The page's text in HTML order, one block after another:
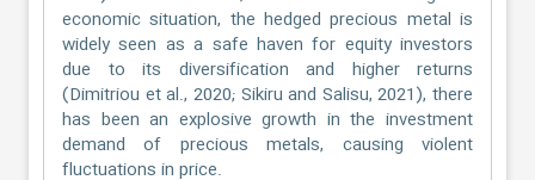
economic situation, the hedged precious metal is
widely seen as a safe haven for equity investors
due to its diversification and higher returns
(Dimitriou et al., 2020; Sikiru and Salisu, 2021), there
has been an explosive growth in the investment
demand of precious metals, causing violent
fluctuations in price.